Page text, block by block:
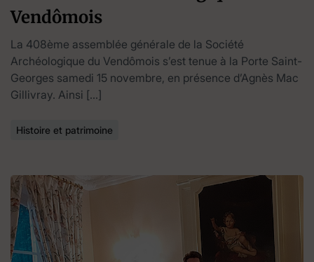
Vendômois
La 408ème assemblée générale de la Société
Archéologique du Vendômois s’est tenue à la Porte Saint-
Georges samedi 15 novembre, en présence d’Agnès Mac
Gillivray. Ainsi […]
Histoire et patrimoine